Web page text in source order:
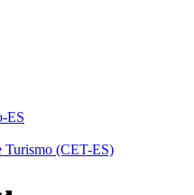
ES
Turismo (CET-ES)